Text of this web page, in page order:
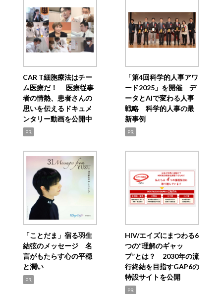
CAR T細胞療法はチー
ム医療だ！ 医療従事
者の情熱、患者さんの
思いを伝えるドキュメ
ンタリー動画を公開中
PR
「第4回科学的人事アワ
ード2025」を開催 デ
ータとAIで変わる人事
戦略 科学的人事の最
新事例
PR
「ことだま」宿る羽生
結弦のメッセージ 名
言がもたらす心の平穏
と潤い
PR
HIV/エイズにまつわる6
つの“理解のギャッ
プ”とは？ 2030年の流
行終結を目指すGAP6の
特設サイトを公開
PR